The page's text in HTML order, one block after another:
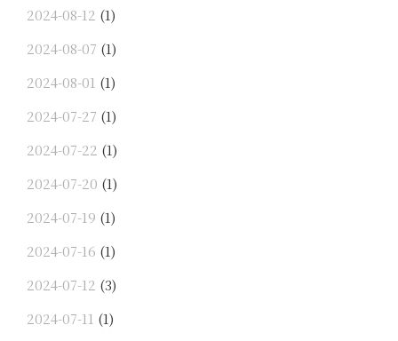
2024-08-12 (1)
2024-08-07 (1)
2024-08-01 (1)
2024-07-27 (1)
2024-07-22 (1)
2024-07-20 (1)
2024-07-19 (1)
2024-07-16 (1)
2024-07-12 (3)
2024-07-11 (1)